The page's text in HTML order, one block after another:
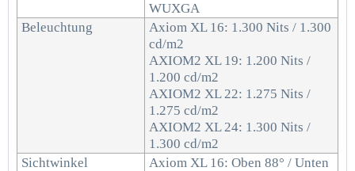
WUXGA
Beleuchtung
Axiom XL 16: 1.300 Nits / 1.300
cd/m2
AXIOM2 XL 19: 1.200 Nits /
1.200 cd/m2
AXIOM2 XL 22: 1.275 Nits /
1.275 cd/m2
AXIOM2 XL 24: 1.300 Nits /
1.300 cd/m2
Sichtwinkel
Axiom XL 16: Oben 88° / Unten